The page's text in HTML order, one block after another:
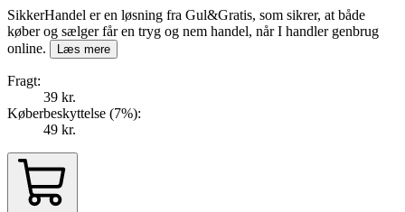
SikkerHandel er en løsning fra Gul&Gratis, som sikrer, at både
køber og sælger får en tryg og nem handel, når I handler genbrug
online.
Læs mere
Fragt:
39 kr.
Køberbeskyttelse (7%):
49 kr.